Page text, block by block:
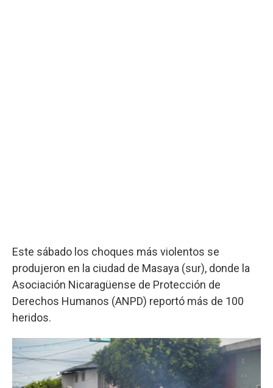
Este sábado los choques más violentos se
produjeron en la ciudad de Masaya (sur), donde la
Asociación Nicaragüense de Protección de
Derechos Humanos (ANPD) reportó más de 100
heridos.